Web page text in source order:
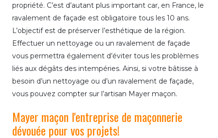
propriété. C’est d’autant plus important car, en France, le
ravalement de façade est obligatoire tous les 10 ans.
L’objectif est de préserver l’esthétique de la région.
Effectuer un nettoyage ou un ravalement de façade
vous permettra également d’éviter tous les problèmes
liés aux dégâts des intempéries. Ainsi, si votre bâtisse à
besoin d’un nettoyage ou d’un ravalement de façade,
vous pouvez compter sur l’artisan Mayer maçon.
Mayer maçon l'entreprise de maçonnerie
dévouée pour vos projets!